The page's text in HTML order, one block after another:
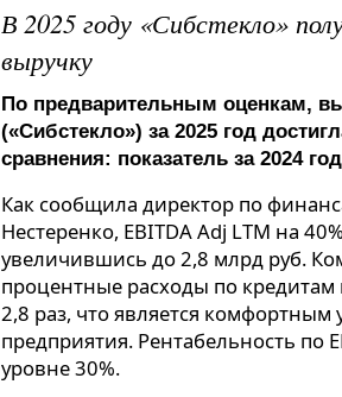
В 2025 году «Сибстекло»
выручку
По предварительным оценкам,
(«Сибстекло») за 2025 год
сравнения: показатель за 2024
Как сообщила директор по
Нестеренко, EBITDA Adj LTM на
увеличившись до 2,8 млрд руб.
процентные расходы по
2,8 раз, что является
предприятия. Рентабельность по
уровне 30%.